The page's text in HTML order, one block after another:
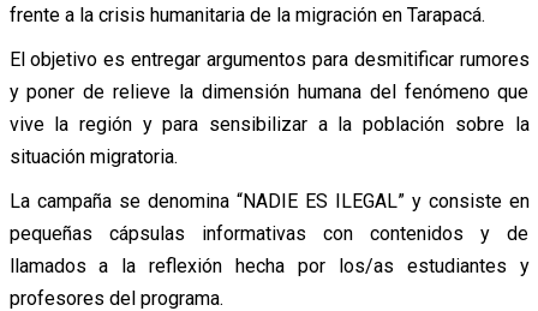
frente a la crisis humanitaria de la migración en Tarapacá.
El objetivo es entregar argumentos para desmitificar rumores
y poner de relieve la dimensión humana del fenómeno que
vive la región y para sensibilizar a la población sobre la
situación migratoria.
La campaña se denomina “NADIE ES ILEGAL” y consiste en
pequeñas cápsulas informativas con contenidos y de
llamados a la reflexión hecha por los/as estudiantes y
profesores del programa.